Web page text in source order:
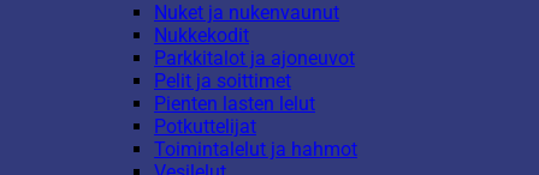
Nuket ja nukenvaunut
Nukkekodit
Parkkitalot ja ajoneuvot
Pelit ja soittimet
Pienten lasten lelut
Potkuttelijat
Toimintalelut ja hahmot